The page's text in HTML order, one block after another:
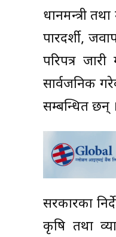
प्रधानमन्त्री
पारदर्शी,
परिपत्र
सार्वजनिक
सम्बन्धित छन् ।
सरकारका
कृषि तथा